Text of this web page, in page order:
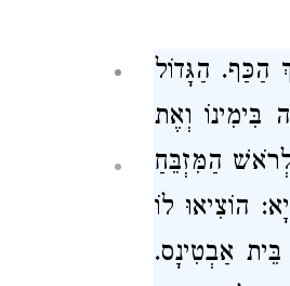
הַכַּף. הַגָּדוֹל
וְאֶת
הַמִּזְבֵּחַ
הוֹצִיאוּ לוֹ
בֵּית אַבְטִינָס.